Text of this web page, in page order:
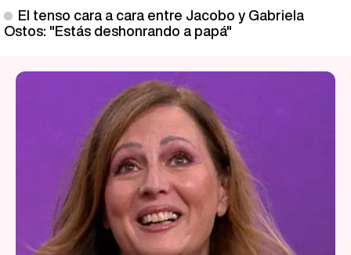
El tenso cara a cara entre Jacobo y Gabriela
Ostos: "Estás deshonrando a papá"